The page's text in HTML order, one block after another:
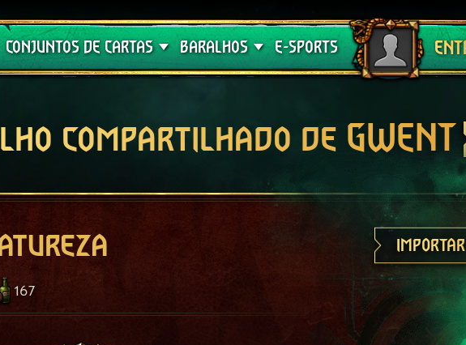
CONJUNTOS DE CARTAS
Crimson Curse
BARALHOS
Guia de Baralhos
E-SPORTS
Sair
compartilhado de GWENT
167